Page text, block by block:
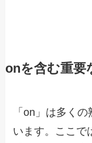
onを含む重要
「on」は多く
います。ここで